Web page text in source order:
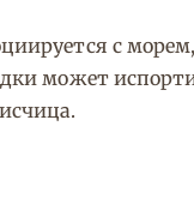
с
может